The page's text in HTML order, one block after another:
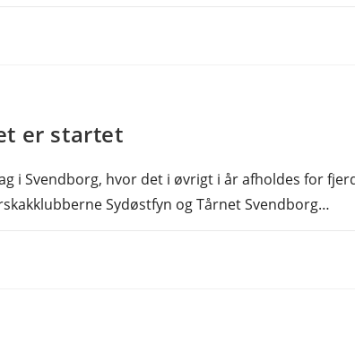
er startet
i Svendborg, hvor det i øvrigt i år afholdes for
Sydøstfyn og Tårnet Svendborg…